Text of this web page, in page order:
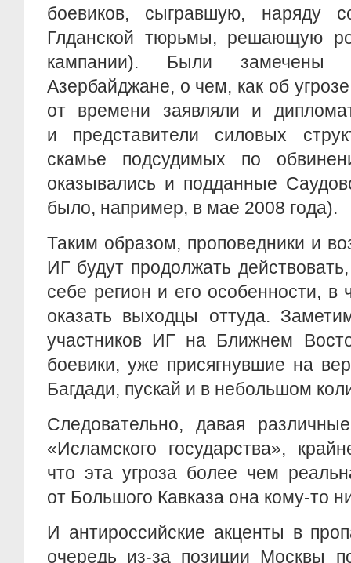
боевиков, сыгравшую, наряду
Глданской тюрьмы, решающую
кампании). Были
Азербайджане, о чем, как об
от времени заявляли и
и представители силовых
скамье подсудимых по
оказывались и подданные
было, например, в мае 2008 года).
Таким образом, проповедники и
ИГ будут продолжать
себе регион и его особенности,
оказать выходцы оттуда.
участников ИГ на Ближнем
боевики, уже присягнувшие на
Багдади, пускай и в небольшом
Следовательно, давая
«Исламского государства»,
что эта угроза более чем
от Большого Кавказа она кому-то
И антироссийские акценты в
очередь из-за позиции Москвы